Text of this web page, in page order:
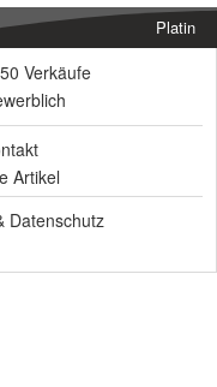
Platin
Verkäufe
Artikel
Datenschutz